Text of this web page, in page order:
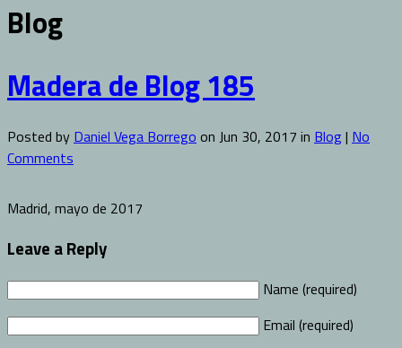
Blog
Madera de Blog 185
Posted by Daniel Vega Borrego on Jun 30, 2017 in Blog| No
Comments
Madrid, mayo de 2017
Leave a Reply
Name (required)
Email (required)